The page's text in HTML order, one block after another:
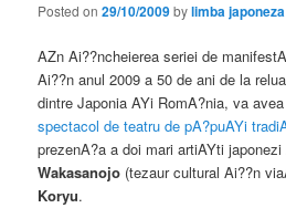
Posted on29/10/2009bylimba japoneza
AZn Ai??ncheierea seriei de
Ai??n anul 2009 a 50 de ani de la
dintre Japonia AYi RomA?nia, va
spectacol de teatru de pA?puAYi
prezenA?a a doi mari artiAYti
Wakasanojo (tezaur cultural Ai??n
Koryu.